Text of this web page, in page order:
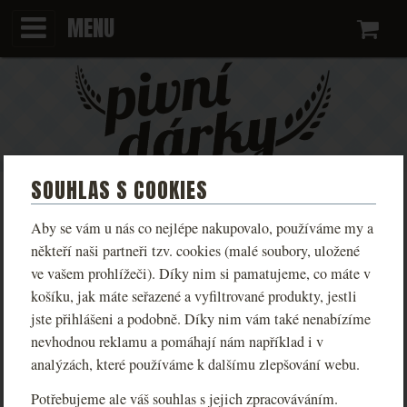
SOUHLAS S COOKIES
Aby se vám u nás co nejlépe nakupovalo, používáme my a
někteří naši partneři tzv. cookies (malé soubory, uložené
ve vašem prohlížeči). Díky nim si pamatujeme, co máte v
košíku, jak máte seřazené a vyfiltrované produkty, jestli
jste přihlášeni a podobně. Díky nim vám také nenabízíme
nevhodnou reklamu a pomáhají nám například i v
analýzách, které používáme k dalšímu zlepšování webu.
Potřebujeme ale váš souhlas s jejich zpracováváním.
MENU
TRIČKO KINGDOM COME:
DELIVERANCE II - I FEEL
QUITE HUNGRY - DÁMSKÉ
Oficiální tričko z Kingdom Come: Deliverance II s
nápisem „I feel quite hungry…“ a logem samotného